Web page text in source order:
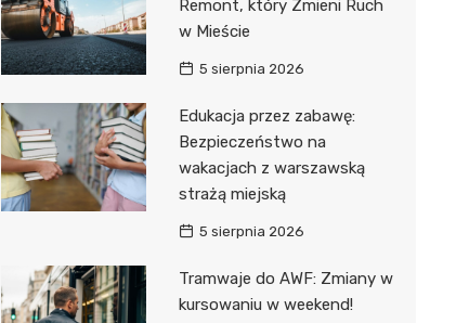
Remont, który Zmieni Ruch
w Mieście
5 sierpnia 2026
Edukacja przez zabawę:
Bezpieczeństwo na
wakacjach z warszawską
strażą miejską
5 sierpnia 2026
Tramwaje do AWF: Zmiany w
kursowaniu w weekend!